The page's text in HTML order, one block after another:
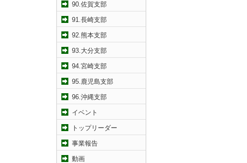
90.佐賀支部
91.長崎支部
92.熊本支部
93.大分支部
94.宮崎支部
95.鹿児島支部
96.沖縄支部
イベント
トップリーダー
事業報告
動画